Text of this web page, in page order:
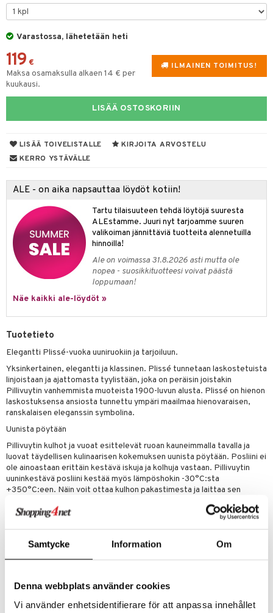
Samtycke Information Om
Denna webbplats använder cookies
Vi använder enhetsidentifierare för att anpassa innehållet
Varastossa, lähetetään heti
ILMAINEN TOIMITUS!
119 €
Maksa osamaksulla alkaen 14 € per
kuukausi.
LISÄÄ OSTOSKORIIN
LISÄÄ TOIVELISTALLE
KIRJOITA ARVOSTELU
KERRO YSTÄVÄLLE
ALE - on aika napsauttaa löydöt kotiin!
Tartu tilaisuuteen tehdä löytöjä suuresta
ALEstamme. Juuri nyt tarjoamme suuren
valikoiman jännittäviä tuotteita alennetuilla
hinnoilla!
Ale on voimassa 31.8.2026 asti mutta ole
nopea - suosikkituotteesi voivat päästä
loppumaan!
Näe kaikki ale-löydöt »
Tuotetieto
Elegantti Plissé-vuoka uuniruokiin ja tarjoiluun.
Yksinkertainen, elegantti ja klassinen. Plissé tunnetaan laskostetuista
linjoistaan ja ajattomasta tyylistään, joka on peräisin joistakin
Pillivuytin vanhemmista muoteista 1900-luvun alusta. Plissé on hienon
laskostuksensa ansiosta tunnettu ympäri maailmaa hienovaraisen,
ranskalaisen eleganssin symbolina.
Uunista pöytään
Pillivuytin kulhot ja vuoat esittelevät ruoan kauneimmalla tavalla ja
luovat täydellisen kulinaarisen kokemuksen uunista pöytään. Posliini ei
ole ainoastaan erittäin kestävä iskuja ja kolhuja vastaan. Pillivuytin
uuninkestävä posliini kestää myös lämpöshokin -30°C:sta
+350°C:een. Näin voit ottaa kulhon pakastimesta ja laittaa sen
jotain muuta herkullista, laittaa kulhon pakastimeen ja sitten asettaa
sen kuumaan uuniin, kun on aika nauttia ruoasta. Posliinin erityiset
korkeasta lämpötilasta, jota käytetään poltossa.
Pillivuytin posliinilla on myös se edullinen ominaisuus, että se imee ja
pitkään sen jälkeen, kun se on otettu uunista.
VALMISTETTU RANSKASSA
& Vihannesveitset
sisustus
tekstiilit
& Tyynyliinat
& Peitot
& Korit
& Veistokset
Art
& Lyhdyt
& Hyllyt
& Koukut
& Korit
tekstiilit
tekstiilit
& Tyynyliinat
& Peitot
hyönteissuoja
ruokinta
& Lyhdyt